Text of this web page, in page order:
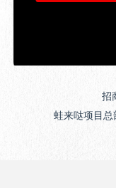
招
蛙来哒项目总